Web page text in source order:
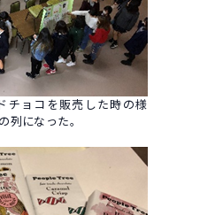
チョコを販売した時の様
列になった。